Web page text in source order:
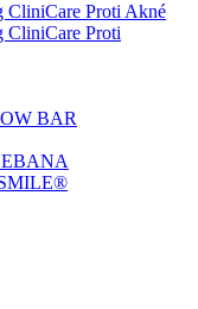
CliniCare Proti Akné
CliniCare Proti
BAR